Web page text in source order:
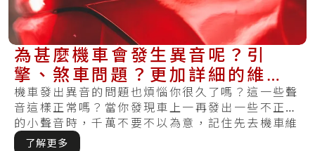
為甚麼機車會發生異音呢？引
擎、煞車問題？更加詳細的維修
處理方法在這裡
機車發出異音的問題也煩惱你很久了嗎？這一些聲
音這樣正常嗎？當你發現車上一再發出一些不正常
的小聲音時，千萬不要不以為意，記住先去機車維
修行.....
了解更多